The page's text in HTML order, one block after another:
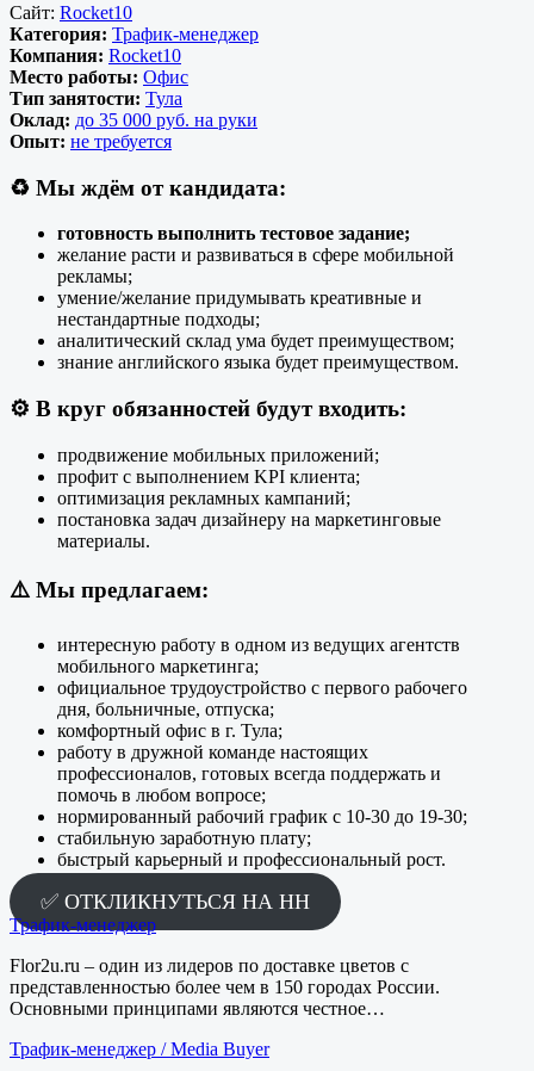
Сайт: Rocket10
Категория: Трафик-менеджер
Компания: Rocket10
Место работы: Офис
Тип занятости: Тула
Оклад: до 35 000 руб. на руки
Опыт: не требуется
♻️ Мы ждём от кандидата:
готовность выполнить тестовое задание;
желание расти и развиваться в сфере мобильной
рекламы;
умение/желание придумывать креативные и
нестандартные подходы;
аналитический склад ума будет преимуществом;
знание английского языка будет преимуществом.
⚙️ В круг обязанностей будут входить:
продвижение мобильных приложений;
профит с выполнением KPI клиента;
оптимизация рекламных кампаний;
постановка задач дизайнеру на маркетинговые
материалы.
⚠️ Мы предлагаем:
интересную работу в одном из ведущих агентств
мобильного маркетинга;
официальное трудоустройство с первого рабочего
дня, больничные, отпуска;
комфортный офис в г. Тула;
работу в дружной команде настоящих
профессионалов, готовых всегда поддержать и
помочь в любом вопросе;
нормированный рабочий график с 10-30 до 19-30;
стабильную заработную плату;
быстрый карьерный и профессиональный рост.
✅ ОТКЛИКНУТЬСЯ НА HH
Трафик-менеджер
Flor2u.ru – один из лидеров по доставке цветов с
представленностью более чем в 150 городах России.
Основными принципами являются честное…
Трафик-менеджер / Media Buyer